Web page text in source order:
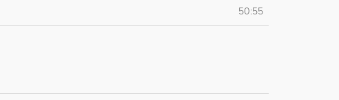
50:55